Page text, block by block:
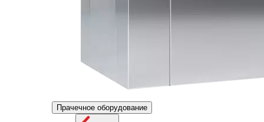
Прачечное оборудование